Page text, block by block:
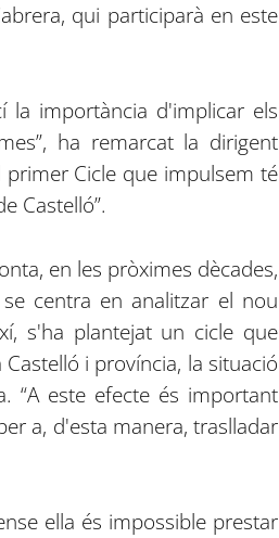
qui participarà en este
la importància d'implicar els
ha remarcat la dirigent
Cicle que impulsem té
Castelló”.
en les pròximes dècades,
centra en analitzar el nou
s'ha plantejat un cicle que
i província, la situació
“A este efecte és important
a, d'esta manera, traslladar
ella és impossible prestar